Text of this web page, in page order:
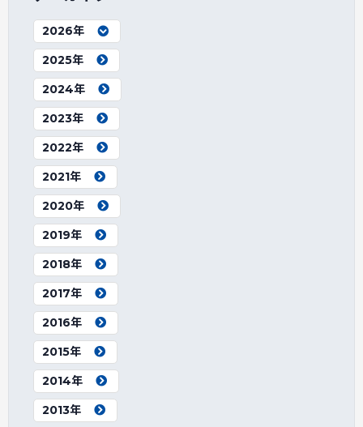
2026年
2025年
2024年
2023年
2022年
2021年
2020年
2019年
2018年
2017年
2016年
2015年
2014年
2013年